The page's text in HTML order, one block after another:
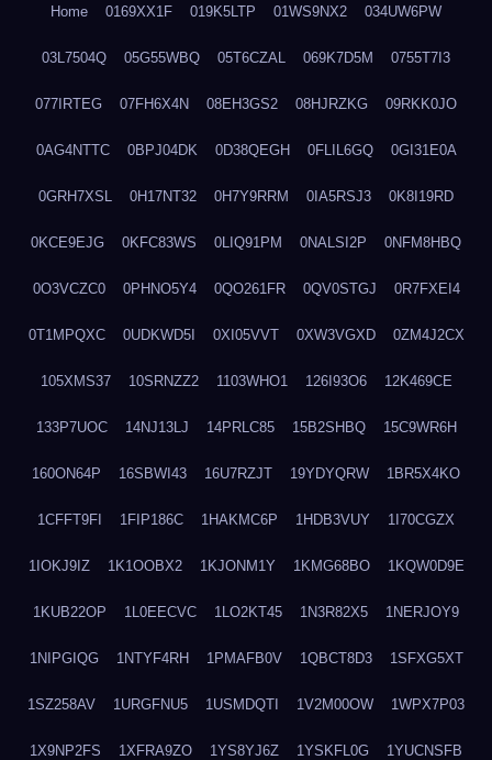
Home 0169XX1F 019K5LTP 01WS9NX2 034UW6PW
03L7504Q 05G55WBQ 05T6CZAL 069K7D5M 0755T7I3
077IRTEG 07FH6X4N 08EH3GS2 08HJRZKG 09RKK0JO
0AG4NTTC 0BPJ04DK 0D38QEGH 0FLIL6GQ 0GI31E0A
0GRH7XSL 0H17NT32 0H7Y9RRM 0IA5RSJ3 0K8I19RD
0KCE9EJG 0KFC83WS 0LIQ91PM 0NALSI2P 0NFM8HBQ
0O3VCZC0 0PHNO5Y4 0QO261FR 0QV0STGJ 0R7FXEI4
0T1MPQXC 0UDKWD5I 0XI05VVT 0XW3VGXD 0ZM4J2CX
105XMS37 10SRNZZ2 1103WHO1 126I93O6 12K469CE
133P7UOC 14NJ13LJ 14PRLC85 15B2SHBQ 15C9WR6H
160ON64P 16SBWI43 16U7RZJT 19YDYQRW 1BR5X4KO
1CFFT9FI 1FIP186C 1HAKMC6P 1HDB3VUY 1I70CGZX
1IOKJ9IZ 1K1OOBX2 1KJONM1Y 1KMG68BO 1KQW0D9E
1KUB22OP 1L0EECVC 1LO2KT45 1N3R82X5 1NERJOY9
1NIPGIQG 1NTYF4RH 1PMAFB0V 1QBCT8D3 1SFXG5XT
1SZ258AV 1URGFNU5 1USMDQTI 1V2M00OW 1WPX7P03
1X9NP2FS 1XFRA9ZO 1YS8YJ6Z 1YSKFL0G 1YUCNSFB